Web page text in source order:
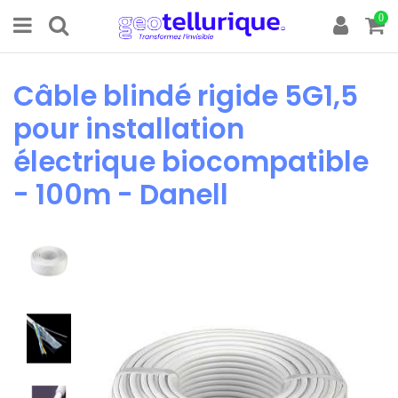
0
Câble blindé rigide 5G1,5
pour installation
électrique biocompatible
- 100m - Danell